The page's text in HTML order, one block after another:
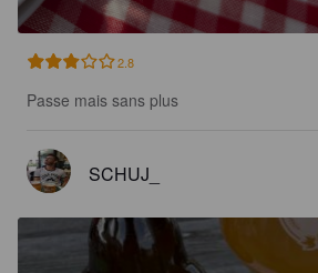
2.8
Passe mais sans plus
SCHUJ_